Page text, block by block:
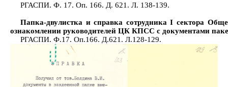
РГАСПИ. Ф. 17. Оп. 166. Д. 621. Л. 138-139.
Папка-двулистка и справка сотрудника I сектора
ознакомлении руководителей ЦК КПСС с документами
РГАСПИ. Ф.17. Оп.166. Д.621. Л.128-129.